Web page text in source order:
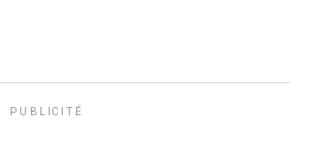
PUBLICITÉ